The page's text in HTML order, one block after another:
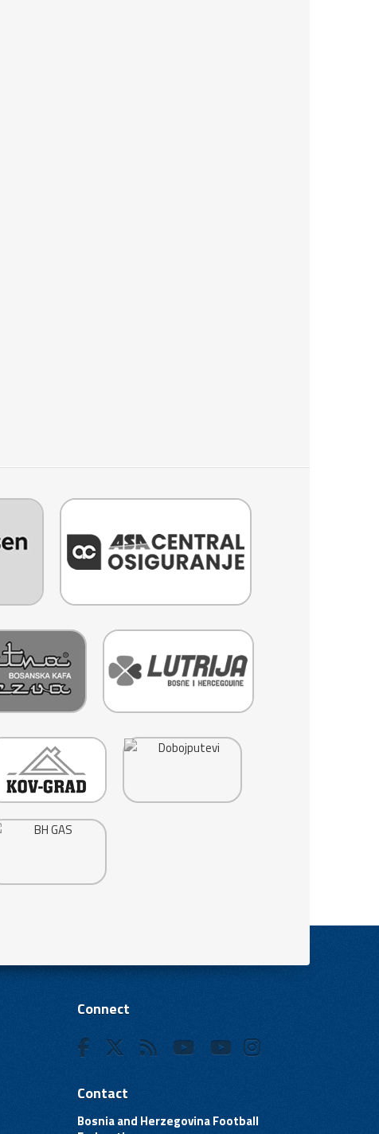
Connect
Contact
Bosnia and Herzegovina Football